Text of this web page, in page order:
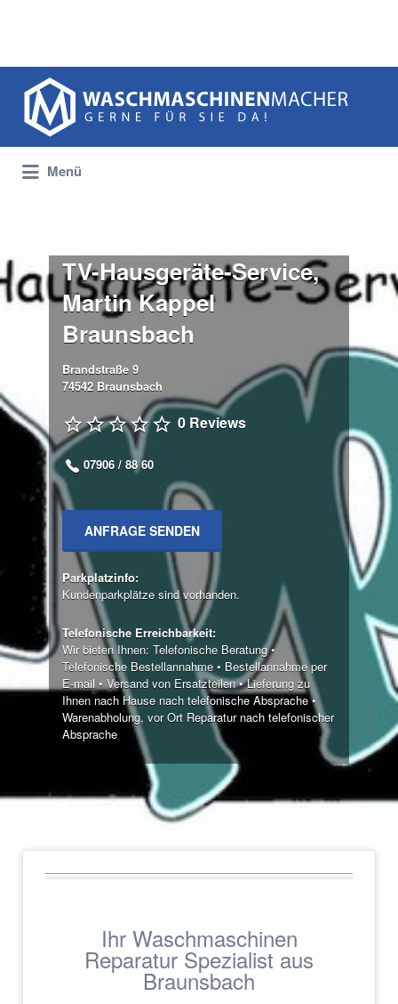
Suchen
nach:
Menü
TV-Hausgeräte-Service,
Martin Kappel
Braunsbach
Brandstraße 9
74542 Braunsbach
0 Reviews
07906 / 88 60
ANFRAGE SENDEN
Parkplatzinfo:
Kundenparkplätze sind vorhanden.
Telefonische Erreichbarkeit:
Wir bieten Ihnen: Telefonische Beratung •
Telefonische Bestellannahme • Bestellannahme per
E-mail • Versand von Ersatzteilen • Lieferung zu
Ihnen nach Hause nach telefonische Absprache •
Warenabholung, vor Ort Reparatur nach telefonischer
Absprache
Ihr Waschmaschinen
Reparatur Spezialist aus
Braunsbach